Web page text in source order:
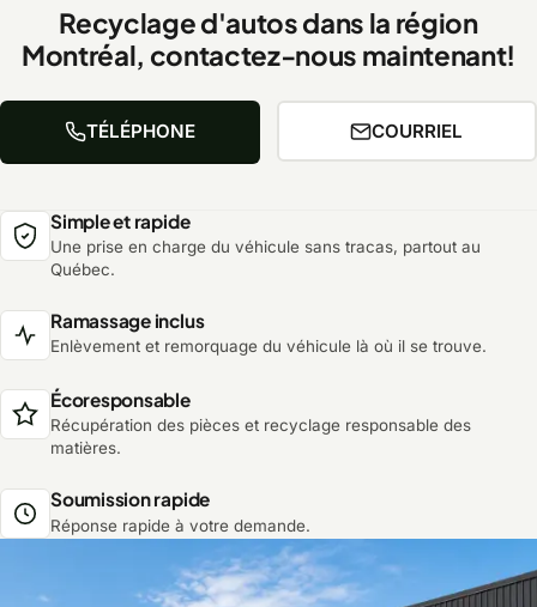
Recyclage d'autos dans la région
Montréal, contactez-nous maintenant!
TÉLÉPHONE COURRIEL
Simple et rapide
Une prise en charge du véhicule sans tracas, partout au
Québec.
Ramassage inclus
Enlèvement et remorquage du véhicule là où il se trouve.
Écoresponsable
Récupération des pièces et recyclage responsable des
matières.
Soumission rapide
Réponse rapide à votre demande.